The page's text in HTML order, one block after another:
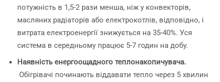
потужність в 1,5-2 рази менша, ніж у конвекторів,
масляних радіаторів або електрокотлів, відповідно, і
витрата електроенергії знижується на 35-40%. Уся
система в середньому працює 5-7 годин на добу.
Наявність енергоощадного теплонакопичувача.
Обігрівачі починають віддавати тепло через 5 хвилин